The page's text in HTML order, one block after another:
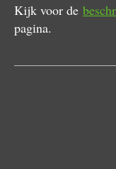
Kijk voor de
pagina.